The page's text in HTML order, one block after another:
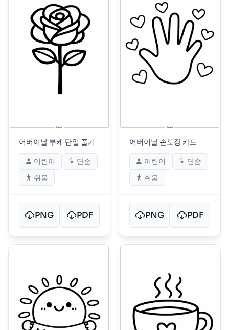
어버이날 부케 단일 줄기
어린이
단순
쉬움
PNG PDF
어버이날 손도장 카드
어린이
단순
쉬움
PNG PDF